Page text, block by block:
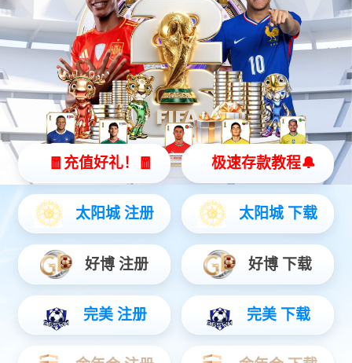
水泥雕塑 水泥雕塑
水泥雕塑 水泥雕塑
共 1页4条记录